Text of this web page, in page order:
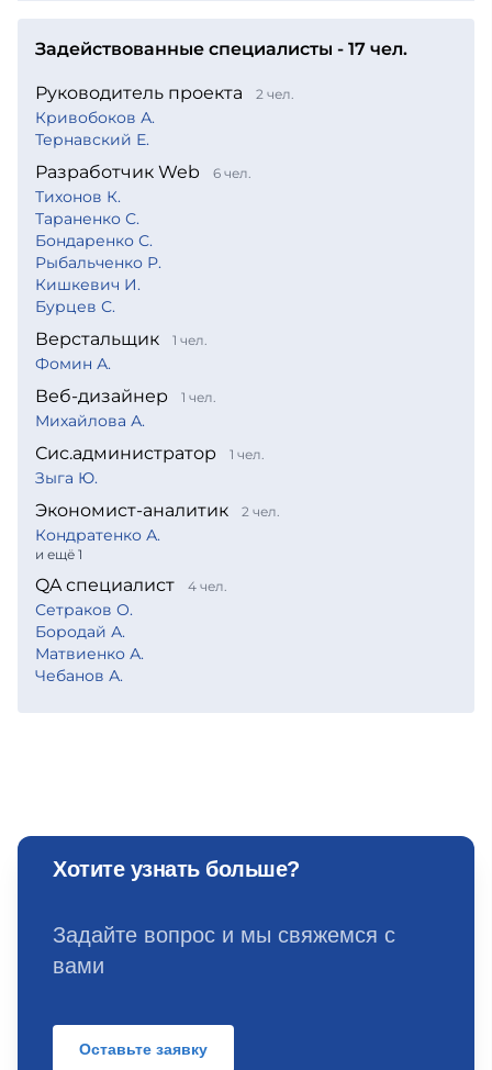
Задействованные специалисты - 17 чел.
Руководитель проекта 2 чел.
Кривобоков А.
Тернавский Е.
Разработчик Web 6 чел.
Тихонов К.
Тараненко С.
Бондаренко С.
Рыбальченко Р.
Кишкевич И.
Бурцев С.
Верстальщик 1 чел.
Фомин А.
Веб-дизайнер 1 чел.
Михайлова А.
Сис.администратор 1 чел.
Зыга Ю.
Экономист-аналитик 2 чел.
Кондратенко А.
и ещё 1
QA специалист 4 чел.
Сетраков О.
Бородай А.
Матвиенко А.
Чебанов А.
Хотите узнать больше?
Задайте вопрос и мы свяжемся с
вами
Оставьте заявку